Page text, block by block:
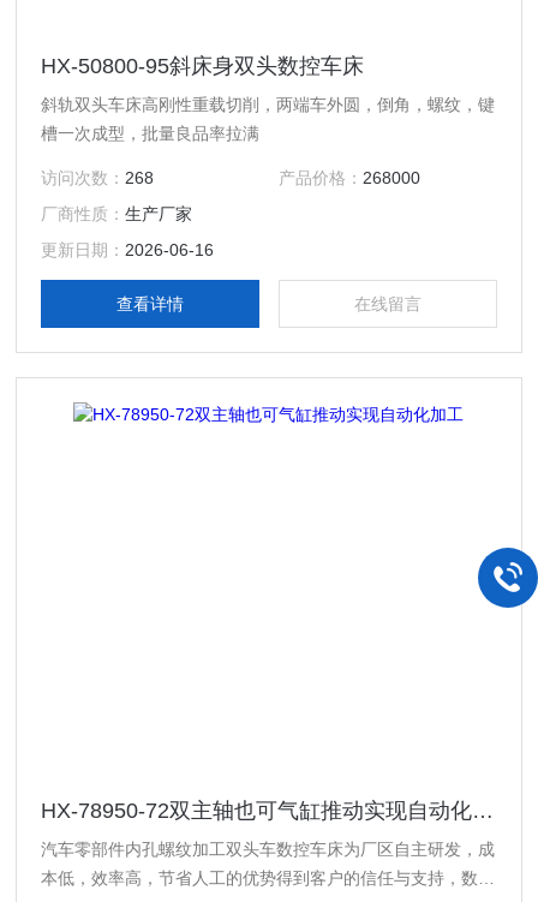
HX-50800-95斜床身双头数控车床
斜轨双头车床高刚性重载切削，两端车外圆，倒角，螺纹，键
槽一次成型，批量良品率拉满
访问次数： 268 产品价格： 268000
厂商性质：生产厂家
更新日期： 2026-06-16
查看详情 在线留言
HX-78950-72双主轴也可气缸推动实现自动化加工
汽车零部件内孔螺纹加工双头车数控车床为厂区自主研发，成
本低，效率高，节省人工的优势得到客户的信任与支持，数控